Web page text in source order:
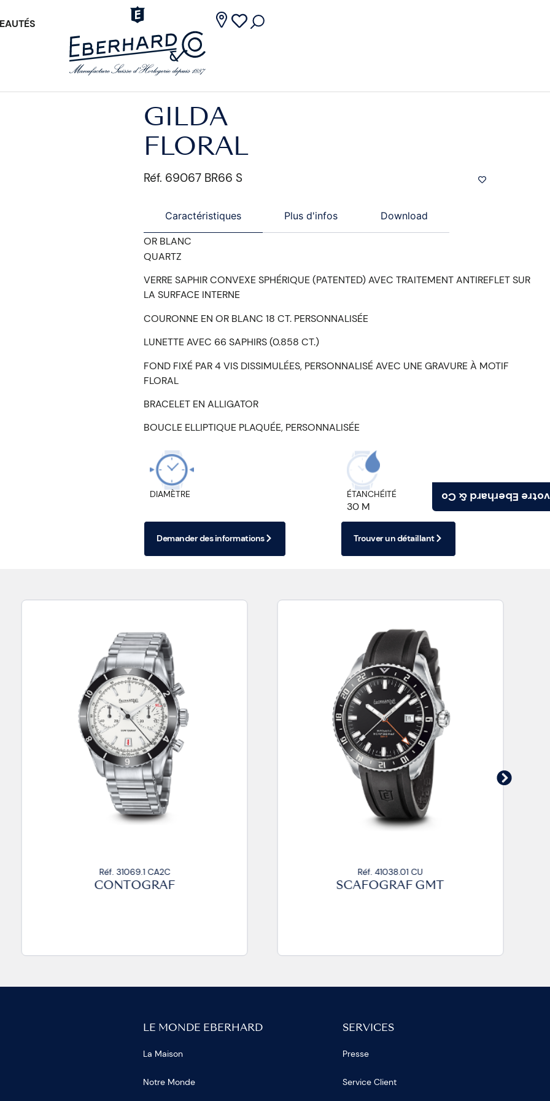
Trouvez votre
GILDA
FLORAL
Réf. 69067 BR66 S
Caractéristiques Plus d'infos Download
OR BLANC
QUARTZ
VERRE SAPHIR CONVEXE SPHÉRIQUE (PATENTED) AVEC TRAITEMENT ANTIREFLET SUR
LA SURFACE INTERNE
COURONNE EN OR BLANC 18 CT. PERSONNALISÉE
LUNETTE AVEC 66 SAPHIRS (0.858 CT.)
FOND FIXÉ PAR 4 VIS DISSIMULÉES, PERSONNALISÉ AVEC UNE GRAVURE À MOTIF
FLORAL
BRACELET EN ALLIGATOR
BOUCLE ELLIPTIQUE PLAQUÉE, PERSONNALISÉE
DIAMÈTRE ÉTANCHÉITÉ
30 M
Demander des informations Trouver un détaillant
Réf. 31069.1 CA2C
CONTOGRAF
Réf. 41038.01 CU
SCAFOGRAF GMT
LE MONDE EBERHARD
La Maison
Notre Monde
SERVICES
Presse
Service Client